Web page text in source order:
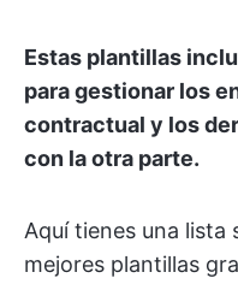
Estas plantillas
para gestionar los
contractual y los
con la otra parte.
Aquí tienes una lista
mejores plantillas